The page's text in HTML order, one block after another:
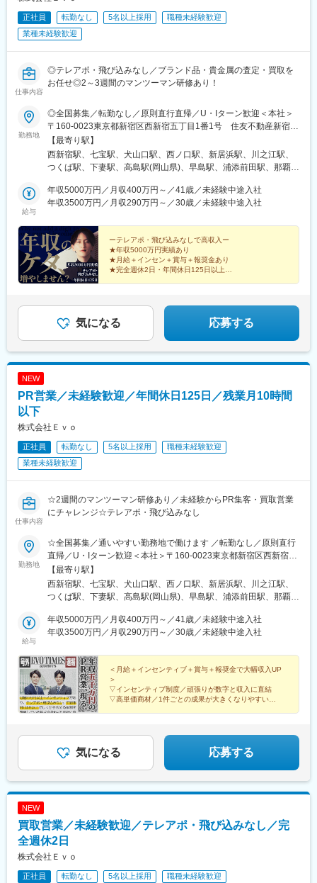
浜駅、湘南台駅、社家駅、大和駅(神奈川県)、厚木駅、座間駅、か
しわ台駅、二宮駅、番田駅(神奈川県)、大宮駅(埼玉県)、さいたま
春日部駅、一ノ割駅、上尾駅、熊谷駅、新座駅、狭山市駅、入間
市駅、狭山ケ丘駅、ふじみ野駅、新三郷駅、志木駅、和光市駅、
須駅、南羽生駅、桶川駅、坂戸駅(埼玉県)、若葉駅、高麗川駅、飯
能駅、吉川美南駅、西武秩父駅、神保原駅、鶴瀬駅、羽貫駅、和
戸駅、東武動物公園駅、西大宮駅、東宮原駅、武蔵浦和駅、南大
塚駅、東川口駅、獨協大学前駅、上熊谷駅、三郷中央駅、戸田駅
(埼玉県)、蓮田駅、白岡駅、寄居駅、葭川公園駅、海浜幕張駅、ス
ポーツセンター駅、鎌取駅、京成幕張駅、南船橋駅、海神駅、柏
駅、松戸駅、新鎌ケ谷駅、牛込神楽坂駅、三越前駅、溜池山王
駅、六本木一丁目駅、東京テレポート駅、汐留駅、新宿御苑前
駅、西新宿駅、西早稲田駅、春日駅(東京都)、上野広小路駅、とう
九品仏駅、蓮沼駅、二子新地駅、西太子堂駅、千歳船橋駅、神泉
駅、代官山駅、要町駅、東池袋駅、牛田駅(東京都)、府中駅(東京
都)、京王多摩川駅、立川駅、京王八王子駅、高島町駅、平沼橋
駅、馬車道駅、石川町駅、日ノ出町駅、綱島駅、センター南駅、
武蔵小杉駅、高津駅(神奈川県)、登戸駅、横須賀駅、緑町駅、北茅
川県)、北与野駅、川越市駅、東飯能駅、御花畑駅、加茂宮駅、中
浦和駅、栄町駅(千葉県)、幕張駅、東海神駅、初富駅、茅場町駅、
赤坂見附駅、麻布十番駅、内幸町駅、東新宿駅、新宿西口駅、下
落合駅、御徒町駅、曳舟駅、東京国際クルーズターミナル駅、東
京ビッグサイト駅、不動前駅、表参道駅、代々木公園駅、東池袋
関内駅、八丁畷駅、武蔵溝ノ口駅、柳小路駅、宮原駅、千葉中央
駅
正社員 転勤なし 5名以上採用
職種未経験歓迎
業種未経験歓迎
仕事内容
◎テレアポ・飛び込みなし／ブランド品・貴金属の査定・買取を
お任せ◎2～3週間のマンツーマン研修あり！
勤務地
◎全国募集／転勤なし／原則直行直帰／U・Iターン歓迎＜本社＞
〒160-0023東京都新宿区西新宿五丁目1番1号 住友不動産新宿フ
ァーストタワー3階※転居を伴う転勤はありません。■その他勤務
地・都内23区、関東のプロジェクト先やご希望の全国
【最寄り駅】
西新宿駅、七宝駅、犬山口駅、西ノ口駅、新居浜駅、川之江駅、
つくば駅、下妻駅、高島駅(岡山県)、早島駅、浦添前田駅、那覇空
くりこま高原駅、長町一丁目駅、宇治駅(奈良線)、久津川駅、山城
青谷駅、天ケ瀬駅、有佐駅、吉井駅(群馬県)、前橋大島駅、広駅、
西町駅、具同駅、浜崎駅、朝霞台駅、東岩槻駅、大野原駅、亀山
駅(三重県)、三瀬谷駅、南鳥海駅、鶴岡駅、赤湯駅、奈古駅、日野
駅(滋賀県)、堅田駅、近江長岡駅、十文字駅、扇田駅、三ツ境駅、
鴨宮駅、三沢駅(青森県)、板柳駅、磐田駅、美川駅、野々市駅(Ｉ
Ｒいしかわ鉄道線)、九重駅、滑河駅、大網駅、北信太駅、寝屋川
作駅、和泉多摩川駅、井荻駅、阿波山川駅、石井駅(徳島県)、南小
松島駅、ゆいの杜東駅、高久駅、五位堂駅、富雄駅、西加積駅、
守谷駅、ゆめみ野駅、北春日部駅、上星川駅、善行駅、三崎口
武動物公園駅、上板橋駅、本厚木駅、亀戸水神駅、東千葉駅、高
駅、川和町駅、雀宮駅、岡本駅(栃木県)、木更津駅、北松戸駅、武
里駅、栗橋駅、樅山駅、湯河原駅、松戸駅、東富岡駅、新鹿沼
十条駅(東京都)、みどり台駅、東宿郷駅、江曽島駅、笠間駅、下館
駅、新守谷駅、流山おおたかの森駅、南柏駅、明大前駅、塚原
泉駅、公津の杜駅、八街駅、茂原駅、牛浜駅、藤沢駅、雑色駅、
西立川駅、北八王子駅、三鷹駅、曳舟駅、西葛西駅、逗子駅、宮
崎台駅、並木北駅、古淵駅、矢板駅、北真岡駅、伊勢原駅、淵野
辺駅、中野坂上駅、広電廿日市駅、安芸駅、土佐山田駅、大阪空
港駅(大阪モノレール)、狛江駅、芳賀台駅、学園前駅(奈良県)、上
保原駅、肥後橋駅、下板橋駅、登戸駅、東伏見駅、下総中山駅、
南林間駅、志村坂上駅、駅東公園前駅、下高井戸駅、岩原駅、熊
川駅、逗子・葉山駅、宮前平駅、並木中央駅、西新宿五丁目駅、
山陽女学園前駅、球場前駅(高知県)、大江橋駅、宇都宮駅東口駅
給与
年収5000万円／月収400万円～／41歳／未経験中途入社
年収3500万円／月収290万円～／30歳／未経験中途入社
ーテレアポ・飛び込みなしで高収入ー
★年収5000万円実績あり
★月給＋インセン＋賞与＋報奨金あり
★完全週休2日・年間休日125日以上
気になる 応募する
NEW
PR営業／未経験歓迎／年間休日125日／残業月10時間
以下
株式会社Ｅｖｏ
正社員 転勤なし 5名以上採用
職種未経験歓迎
業種未経験歓迎
仕事内容
☆2週間のマンツーマン研修あり／未経験からPR集客・買取営業
にチャレンジ☆テレアポ・飛び込みなし
勤務地
☆全国募集／通いやすい勤務地で働けます ／転勤なし／原則直行
直帰／U・Iターン歓迎＜本社＞〒160-0023東京都新宿区西新宿五
丁目1番1号 住友不動産新宿ファーストタワー3階※転居を伴う転
勤はありません。■その他勤務地・都内23区、関東のプロジェク
ト先やご希望の全国
【最寄り駅】
西新宿駅、七宝駅、犬山口駅、西ノ口駅、新居浜駅、川之江駅、
つくば駅、下妻駅、高島駅(岡山県)、早島駅、浦添前田駅、那覇空
くりこま高原駅、長町一丁目駅、宇治駅(奈良線)、久津川駅、山城
青谷駅、天ケ瀬駅、有佐駅、吉井駅(群馬県)、前橋大島駅、広駅、
西町駅、具同駅、浜崎駅、朝霞台駅、東岩槻駅、大野原駅、亀山
駅(三重県)、三瀬谷駅、南鳥海駅、鶴岡駅、赤湯駅、奈古駅、日野
駅(滋賀県)、堅田駅、近江長岡駅、十文字駅、扇田駅、三ツ境駅、
鴨宮駅、三沢駅(青森県)、板柳駅、磐田駅、美川駅、野々市駅(Ｉ
Ｒいしかわ鉄道線)、九重駅、滑河駅、大網駅、北信太駅、寝屋川
作駅、和泉多摩川駅、井荻駅、阿波山川駅、石井駅(徳島県)、南小
松島駅、ゆいの杜東駅、高久駅、五位堂駅、富雄駅、西加積駅、
守谷駅、ゆめみ野駅、北春日部駅、上星川駅、善行駅、三崎口
駅、内宿駅、柏の葉キャンパス駅、岩瀬駅、古河駅、鶴瀬駅、東
武動物公園駅、上板橋駅、本厚木駅、亀戸水神駅、東千葉駅、高
駅、川和町駅、雀宮駅、岡本駅(栃木県)、木更津駅、北松戸駅、武
給与
年収5000万円／月収400万円～／41歳／未経験中途入社
年収3500万円／月収290万円～／30歳／未経験中途入社
＜月給＋インセンティブ＋賞与＋報奨金で大幅収入UP
＞
▽インセンティブ制度／頑張りが数字と収入に直結
▽高単価商材／1件ごとの成果が大きくなりやすい
気になる 応募する
NEW
買取営業／未経験歓迎／テレアポ・飛び込みなし／完
全週休2日
株式会社Ｅｖｏ
正社員 転勤なし 5名以上採用
職種未経験歓迎